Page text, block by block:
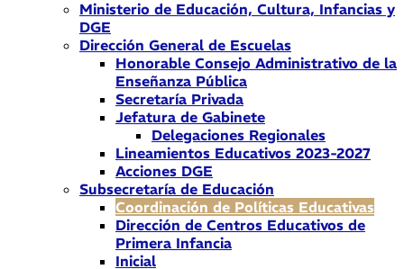
Ministerio de Educación, Cultura, Infancias y
DGE
Dirección General de Escuelas
Honorable Consejo Administrativo de la
Enseñanza Pública
Secretaría Privada
Jefatura de Gabinete
Delegaciones Regionales
Lineamientos Educativos 2023-2027
Acciones DGE
Subsecretaría de Educación
Coordinación de Políticas Educativas
Dirección de Centros Educativos de
Primera Infancia
Inicial